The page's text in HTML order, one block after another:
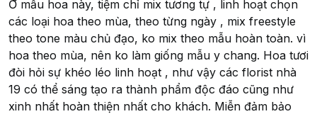
Ở mẫu hoa này, tiệm chỉ mix tương tự , linh hoạt chọn
các loại hoa theo mùa, theo từng ngày , mix freestyle
theo tone màu chủ đạo, ko mix theo mẫu hoàn toàn. vì
hoa theo mùa, nên ko làm giống mẫu y chang. Hoa tươi
đòi hỏi sự khéo léo linh hoạt , như vậy các florist nhà
19 có thể sáng tạo ra thành phẩm độc đáo cũng như
xinh nhất hoàn thiện nhất cho khách. Miễn đảm bảo